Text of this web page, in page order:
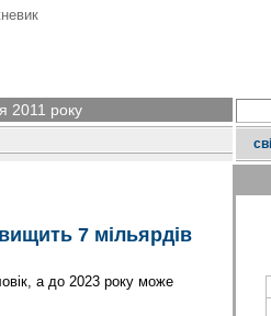
2011 року
7 мільярдів
а до 2023 року може